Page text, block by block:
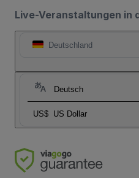
Live-Veranstaltungen in
Deutschland
Deutsch
US$ US Dollar